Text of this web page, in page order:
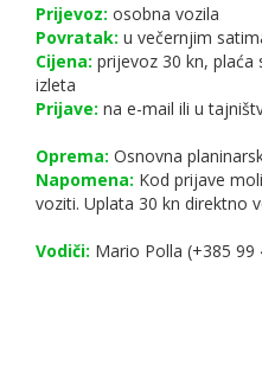
Prijevoz: osobna vozila
Povratak: u večernjim
Cijena: prijevoz 30 kn,
izleta
Prijave: na e-mail ili u
Oprema: Osnovna
Napomena: Kod prijave
voziti. Uplata 30 kn direktno
Vodiči: Mario Polla (+385 99